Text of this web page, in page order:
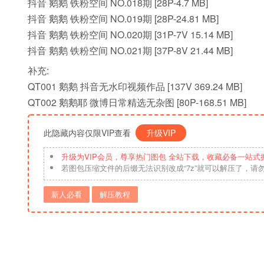
抖音 鹅鹅 铁粉空间 NO.019期 [28P-24.81 MB]
抖音 鹅鹅 铁粉空间 NO.020期 [31P-7V 15.14 MB]
抖音 鹅鹅 铁粉空间 NO.021期 [37P-8V 21.44 MB]
补充:
QT001 鹅鹅 抖音无水印视频作品 [137V 369.24 MB]
QT002 鹅鹅耶 微博日常精选无杂图 [80P-168.51 MB]
此隐藏内容仅限VIP查看 升级VIP
升级为VIP会员，尊享热门图包 全站下载，收藏必备一站式
若图包压缩文件的后缀无法识别改成“7z”就可以解压了，请
新人必看 解压教程